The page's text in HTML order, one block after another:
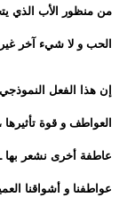
من منظور الأب الذي
الحب و لا شيء آخر
إن هذا الفعل
العواطف و قوة
عاطفة أخرى نشعر بها
عواطفنا و أشواقنا